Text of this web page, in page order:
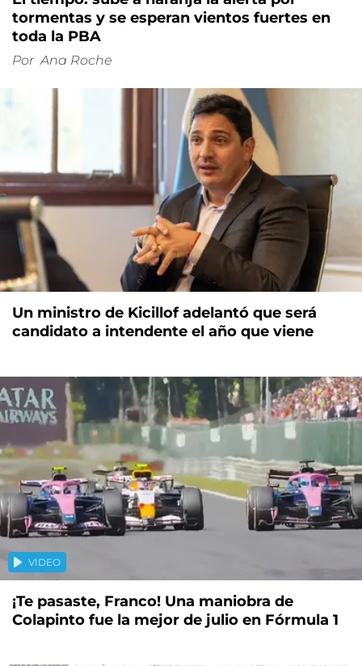
tormentas y se esperan vientos fuertes en
toda la PBA
Por Ana Roche
Un ministro de Kicillof adelantó que será
candidato a intendente el año que viene
VIDEO
¡Te pasaste, Franco! Una maniobra de
Colapinto fue la mejor de julio en Fórmula 1